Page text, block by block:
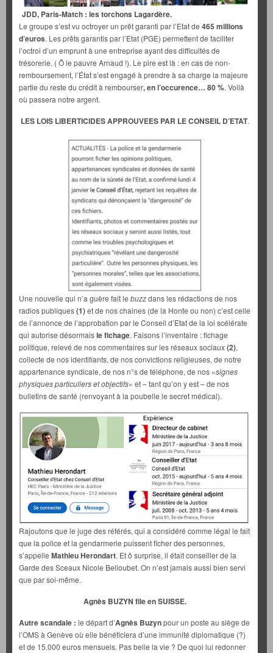
JDD, Paris-Match : les torchons Lagardère.
Le groupe s’est vu octroyer un prêt garanti par l’Etat de 465 millions
d’euros. Les prêts garantis par l’Etat (PGE) permettent de faciliter
l’octroi d’un emprunt à une entreprise ayant des difficultés de
trésorerie. ( Ô le pauvre Arnaud !). Le pire est là : en cas de non-
remboursement, l’État s’est engagé à prendre à sa charge la majeure
partie du reste du crédit à rembourser, en l’occurence… 80 %. Voilà
où passera notre argent.
LES LOIS LIBERTICIDES APPROUVEES PAR LE CONSEIL D’ETAT.
Une nouvelle qui n’a guère fait le buzzdans les rédactions de nos
radios publiques(1)et de nos chaines (de la Honte ou non) c’est celle
de l’annonce de l’approbation par le Conseil d’Etat de la loi scélérate
qui autorise désormaisle fichage. Faisons l’inventaire : fichage
politique, relevé de nos commentaires sur les réseaux sociaux(2),
collecte de nos identifiants, de nos convictions religieuses, de notre
appartenance syndicale, de nos n°s de téléphone, de nos «signes
physiques particuliers et objectifs» et – tant qu’on y est – de nos
bulletins de santé (renvoyant à la poubelle le secret médical).
Rajoutons que le juge des référés, qui a considéré comme légal le fait
que la police et la gendarmerie puissent ficher des personnes,
s’appelle Mathieu Herondart. Et ô surprise, il était conseiller de la
Garde des Sceaux Nicole Belloubet. On n’est jamais aussi bien servi
que par soi-même.
Agnès BUZYN file en SUISSE.
Autre scandale : le départ d’Agnès Buzynpour un poste au siège de
l’OMS à Genève où elle bénéficiera d’une immunité diplomatique (?)
et de 15.000 euros mensuels. Pas belle la vie ? De quoi lui redonner